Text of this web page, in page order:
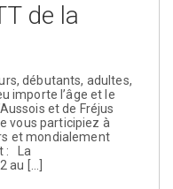
de la
débutants, adultes,
importe l’âge et le
et de Fréjus
vous participiez à
et mondialement
: La
au […]